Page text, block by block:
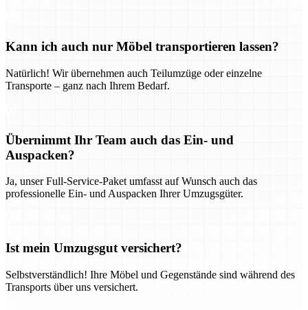
Kann ich auch nur Möbel transportieren lassen?
Natürlich! Wir übernehmen auch Teilumzüge oder einzelne
Transporte – ganz nach Ihrem Bedarf.
Übernimmt Ihr Team auch das Ein- und
Auspacken?
Ja, unser Full-Service-Paket umfasst auf Wunsch auch das
professionelle Ein- und Auspacken Ihrer Umzugsgüter.
Ist mein Umzugsgut versichert?
Selbstverständlich! Ihre Möbel und Gegenstände sind während des
Transports über uns versichert.